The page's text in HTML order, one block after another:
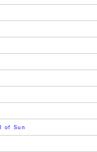
of Sun